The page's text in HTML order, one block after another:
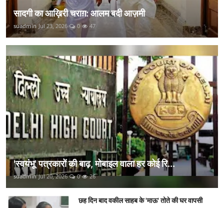
सादगी का आख़िरी चराग़: आलम बदी आज़मी
suadmin Jul 23, 2026 0 47
'स्वयंभू' पत्रकारों की बाढ़, मोबाइल वाला हर कोई रि...
suadmin Jul 20, 2026 0 26
छह दिन बाद वकील साहब के 'माऊ' तोते की घर वापसी